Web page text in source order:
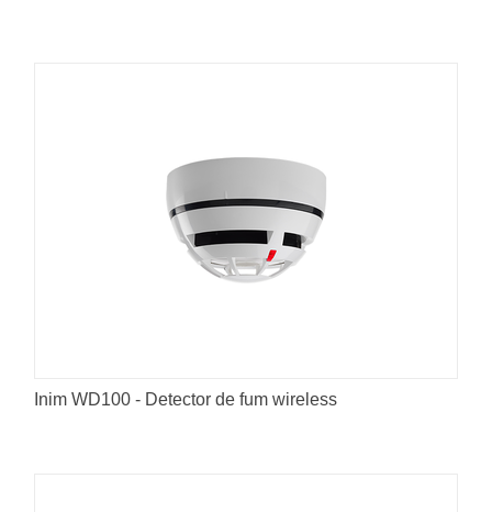
Inim WD100 - Detector de fum wireless